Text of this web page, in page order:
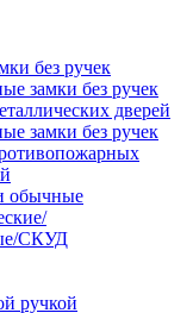
без ручек
замки без ручек
дверей
замки без ручек
обычные
СКУД
ручкой